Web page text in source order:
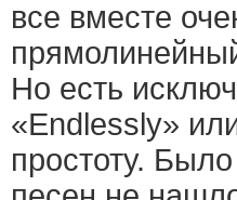
все вместе
Но есть
«Endlessly»
простоту.